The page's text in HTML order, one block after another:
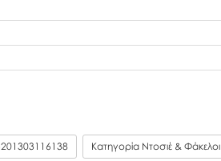
Κατηγορία Ντοσιέ & Φάκελοι